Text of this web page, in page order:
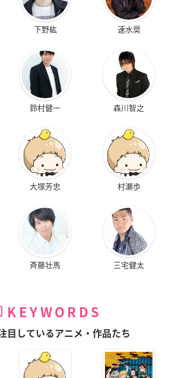
下野紘 速水奨
鈴村健一 森川智之
大塚芳忠 村瀬歩
斉藤壮馬 三宅健太
KEYWORDS
目しているアニメ・作品たち